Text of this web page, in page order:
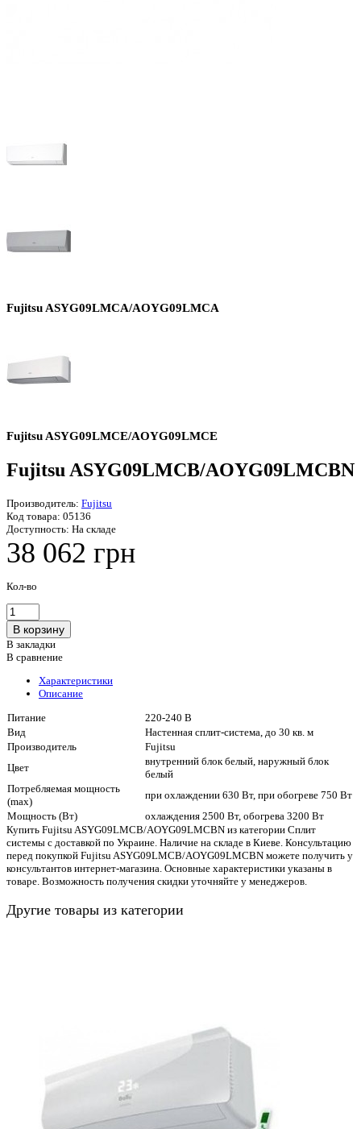
Fujitsu ASYG09LMCA/AOYG09LMCA
Fujitsu ASYG09LMCE/AOYG09LMCE
Fujitsu ASYG09LMCB/AOYG09LMCBN
Производитель: Fujitsu
Код товара: 05136
Доступность: На складе
38 062 грн
Кол-во
В закладки
В сравнение
Характеристики
Описание
Питание
220-240 В
Вид
Настенная сплит-система, до 30 кв. м
Производитель
Fujitsu
Цвет
внутренний блок белый, наружный блок
белый
Потребляемая мощность
(max)
при охлаждении 630 Вт, при обогреве 750 Вт
Мощность (Вт)
охлаждения 2500 Вт, обогрева 3200 Вт
Купить Fujitsu ASYG09LMCB/AOYG09LMCBN из категории Сплит
системы с доставкой по Украине. Наличие на складе в Киеве. Консультацию
перед покупкой Fujitsu ASYG09LMCB/AOYG09LMCBN можете получить у
консультантов интернет-магазина. Основные характеристики указаны в
товаре. Возможность получения скидки уточняйте у менеджеров.
Другие товары из категории